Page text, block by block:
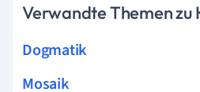
Verwandte Themen zu
Dogmatik
Mosaik